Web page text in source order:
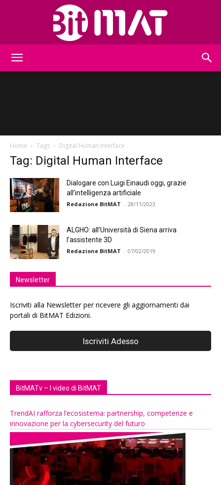
Home Tags Digital Human Interface
Tag: Digital Human Interface
Dialogare con Luigi Einaudi oggi, grazie
all’intelligenza artificiale
Redazione BitMAT - 28/11/2023
ALGHO: all’Università di Siena arriva
l’assistente 3D
Redazione BitMAT - 07/02/2019
Newsletter
Iscriviti alla Newsletter per ricevere gli aggiornamenti dai
portali di BitMAT Edizioni.
BitMATv – I video di BitMAT
TrendAI rafforza l’ecosistema: partnership, competenze e
innovazione per la cybersecurity del futuro